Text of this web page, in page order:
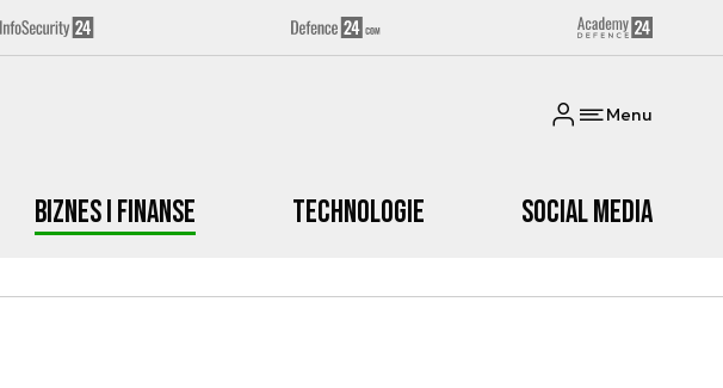
Menu
Biznes i Finanse Technologie Social media